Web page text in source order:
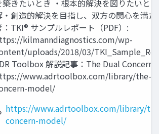
築きたいとき ・根本的解決を図りたいと
・創造的解決を目指し、双方の関心を満た
：TKI® サンプルレポート（PDF）:
kilmanndiagnostics.com/wp-
uploads/2018/03/
Toolbox 解説記事：The Dual Concern
www.adrtoolbox.com/library/the-
model/
https://www.adrtoolbox.com/library/
concern-model/